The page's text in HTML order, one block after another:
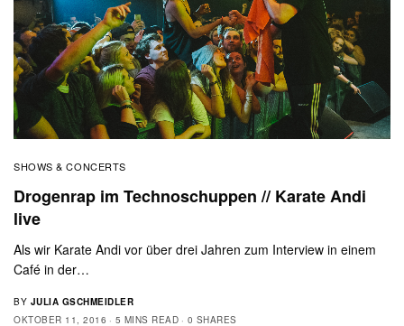
SHOWS & CONCERTS
Drogenrap im Technoschuppen // Karate Andi
live
Als wir Karate Andi vor über drei Jahren zum Interview in einem
Café in der…
BY JULIA GSCHMEIDLER
OKTOBER 11, 2016
5 MINS READ 0 SHARES